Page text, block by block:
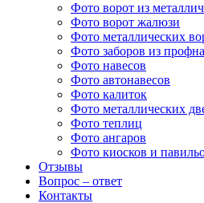
Фото ворот из
Фото ворот жалюзи
Фото металлических
Фото заборов из
Фото навесов
Фото автонавесов
Фото калиток
Фото металлических
Фото теплиц
Фото ангаров
Фото киосков и
Отзывы
Вопрос – ответ
Контакты